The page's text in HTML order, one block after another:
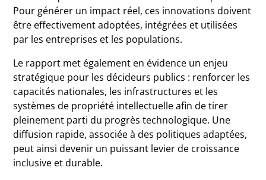
Pour générer un impact réel, ces innovations doivent
être effectivement adoptées, intégrées et utilisées
par les entreprises et les populations.
Le rapport met également en évidence un enjeu
stratégique pour les décideurs publics : renforcer les
capacités nationales, les infrastructures et les
systèmes de propriété intellectuelle afin de tirer
pleinement parti du progrès technologique. Une
diffusion rapide, associée à des politiques adaptées,
peut ainsi devenir un puissant levier de croissance
inclusive et durable.